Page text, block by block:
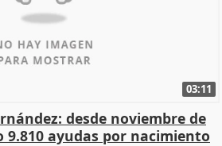
03:11
desde noviembre de
9.810 ayudas por nacimiento